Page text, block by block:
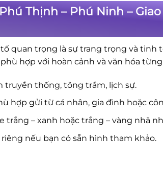
Thịnh – Phú Ninh –
quan trọng là sự trang trọng và tinh
hợp với hoàn cảnh và văn hóa
truyền thống, tông trầm, lịch sự.
hợp gửi từ cá nhân, gia đình hoặc
trắng – xanh hoặc trắng – vàng nhã
nếu bạn có sẵn hình tham khảo.